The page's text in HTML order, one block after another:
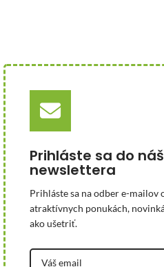
Prihláste sa do
newslettera
Prihláste sa na odber e-mailov
atraktívnych ponukách,
ako ušetriť.